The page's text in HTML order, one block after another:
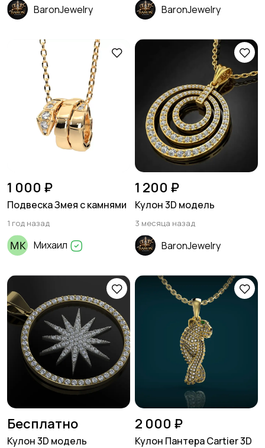
BaronJewelry BaronJewelry
1 000 ₽
Подвеска Змея с камнями
1 год назад
Михаил
1 200 ₽
Кулон 3D модель
3 месяца назад
BaronJewelry
Бесплатно
Кулон 3D модель
2 000 ₽
Кулон Пантера Cartier 3D